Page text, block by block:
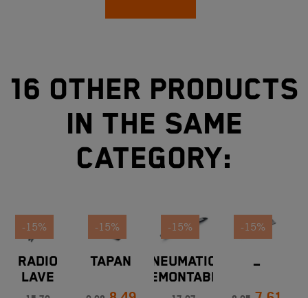
16 other products
in the same
category:
-15%
RADIO
LAVE
-15%
TAPAN
-15%
NEUMATIC
DEMONTABLE
PALANCA
-15%
_